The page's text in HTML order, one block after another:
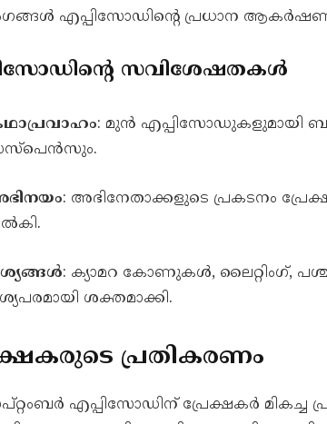
എപ്പിസോഡിന്റെ പ്രധാന
സവിശേഷതകൾ
: മുൻ എപ്പിസോഡുകളുമായി
: അഭിനേതാക്കളുടെ പ്രകടനം
: ക്യാമറ കോണുകൾ, ലൈറ്റിംഗ്,
ശക്തമാക്കി.
പ്രതികരണം
എപ്പിസോഡിന് പ്രേക്ഷകർ